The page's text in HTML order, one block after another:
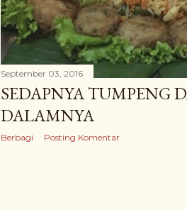
September 03, 2016
SEDAPNYA TUMPENG
DALAMNYA
Berbagi Posting Komentar